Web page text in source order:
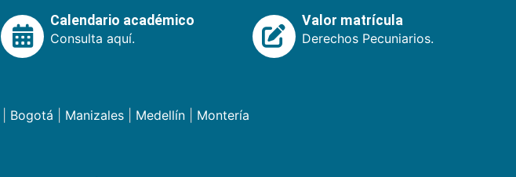
Calendario académico
Consulta aquí.
Valor matrícula
Derechos Pecuniarios.
Bogotá Manizales| Medellín| Montería